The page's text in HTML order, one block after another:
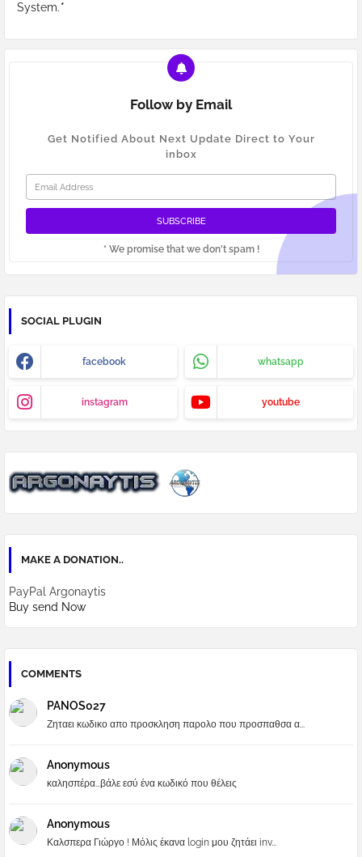
System.*
Follow by Email
Get Notified About Next Update Direct to Your
inbox
* We promise that we don't spam !
SOCIAL PLUGIN
facebook whatsapp
instagram youtube
MAKE A DONATION..
PayPal Argonaytis
Buy send Now
COMMENTS
PANOS027
Ζηταει κωδικο απο προσκληση παρολο που προσπαθσα α...
Anonymous
καλησπέρα...βάλε εσύ ένα κωδικό που θέλεις
Anonymous
Καλσπερα Γιώργο ! Μόλις έκανα login μου ζητάει inv...